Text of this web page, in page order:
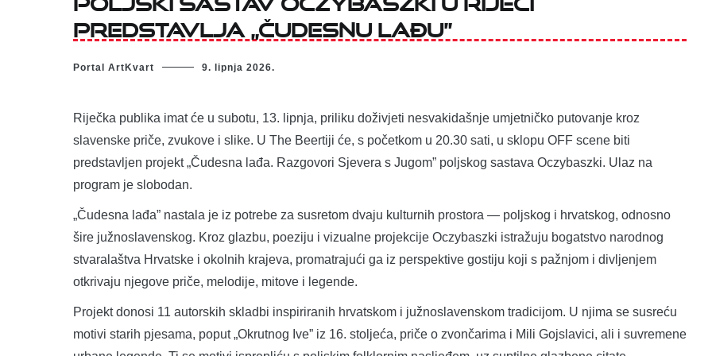
predstavlja „Čudesnu lađu”
Portal ArtKvart 9. lipnja 2026.
Riječka publika imat će u subotu, 13. lipnja, priliku doživjeti nesvakidašnje umjetničko putovanje kroz
slavenske priče, zvukove i slike. U The Beertiji će, s početkom u 20.30 sati, u sklopu OFF scene biti
predstavljen projekt „Čudesna lađa. Razgovori Sjevera s Jugom” poljskog sastava Oczybaszki. Ulaz na
program je slobodan.
„Čudesna lađa” nastala je iz potrebe za susretom dvaju kulturnih prostora — poljskog i hrvatskog, odnosno
šire južnoslavenskog. Kroz glazbu, poeziju i vizualne projekcije Oczybaszki istražuju bogatstvo narodnog
stvaralaštva Hrvatske i okolnih krajeva, promatrajući ga iz perspektive gostiju koji s pažnjom i divljenjem
otkrivaju njegove priče, melodije, mitove i legende.
Projekt donosi 11 autorskih skladbi inspiriranih hrvatskom i južnoslavenskom tradicijom. U njima se susreću
motivi starih pjesama, poput „Okrutnog Ive” iz 16. stoljeća, priče o zvončarima i Mili Gojslavici, ali i suvremene